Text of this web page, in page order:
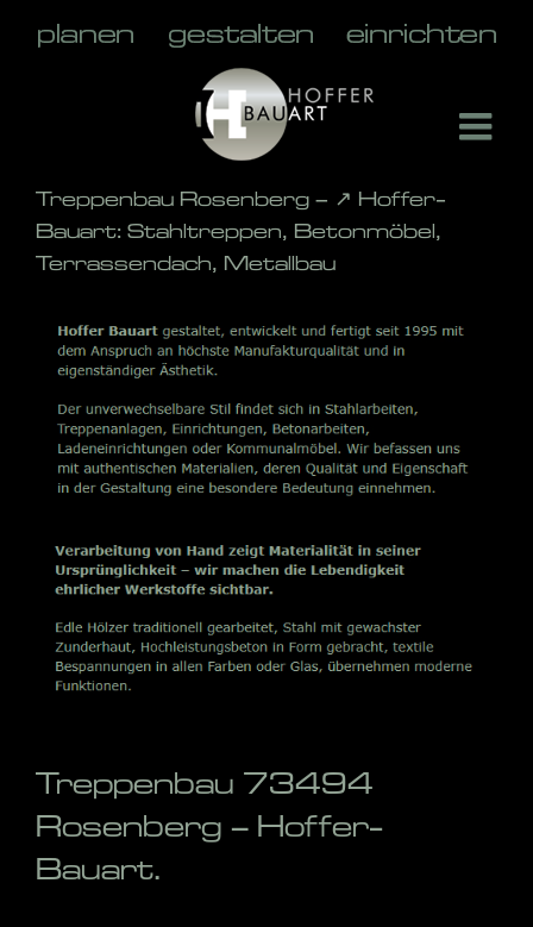
Treppenbau Rosenberg – ↗️ Hoffer-
Bauart: Stahltreppen, Betonmöbel,
Terrassendach, Metallbau
Treppenbau 73494
Rosenberg – Hoffer-
Bauart.